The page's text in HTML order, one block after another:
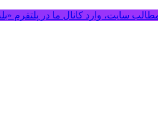
سایت، وارد کانال ما در پلتفرم